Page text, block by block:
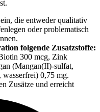
die entweder qualitativ
oder problematisch
folgende Zusatzstoffe:
300 mcg, Zink
(Mangan(II)-sulfat,
0,75 mg.
Zusätze und erreicht